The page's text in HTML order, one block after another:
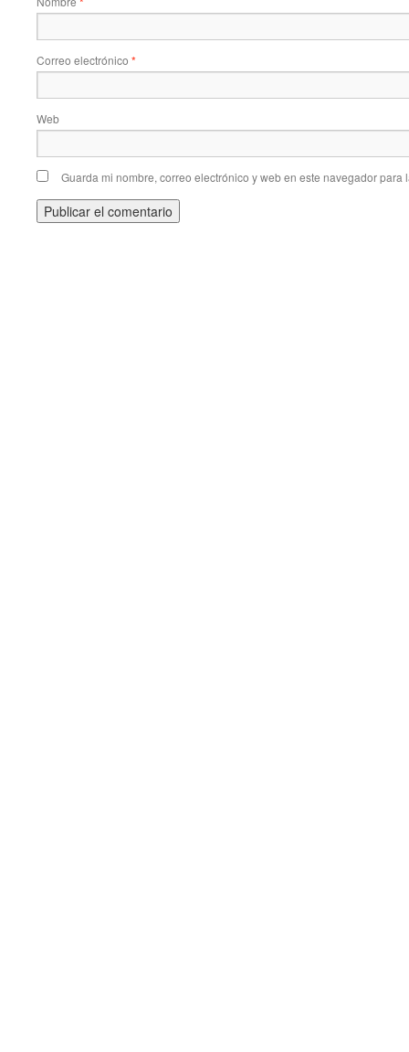
Correo electrónico *
Web
Guarda mi nombre, correo electrónico y web en este navegador para